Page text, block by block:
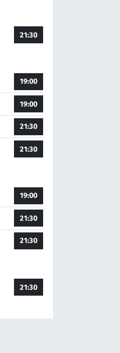
21:30
19:00
19:00
21:30
21:30
19:00
21:30
21:30
21:30